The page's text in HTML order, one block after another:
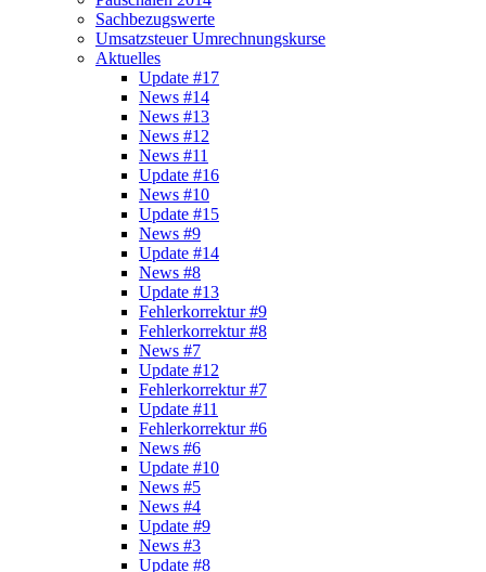
Sach­bezugs­werte
Umsatzsteuer Umrechnungskurse
Aktuelles
Update #17
News #14
News #13
News #12
News #11
Update #16
News #10
Update #15
News #9
Update #14
News #8
Update #13
Fehlerkorrektur #9
Fehlerkorrektur #8
News #7
Update #12
Fehlerkorrektur #7
Update #11
Fehlerkorrektur #6
News #6
Update #10
News #5
News #4
Update #9
News #3
Update #8